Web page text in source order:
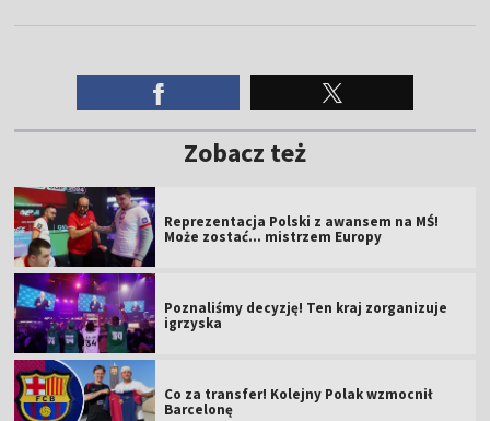
Zobacz też
Reprezentacja Polski z awansem na MŚ!
Może zostać... mistrzem Europy
Poznaliśmy decyzję! Ten kraj zorganizuje
igrzyska
Co za transfer! Kolejny Polak wzmocnił
Barcelonę